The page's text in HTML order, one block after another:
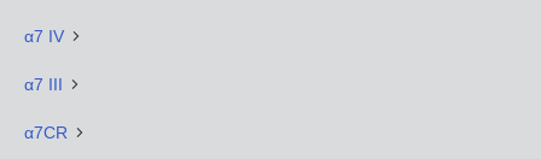
α7 IV
α7 III
α7CR